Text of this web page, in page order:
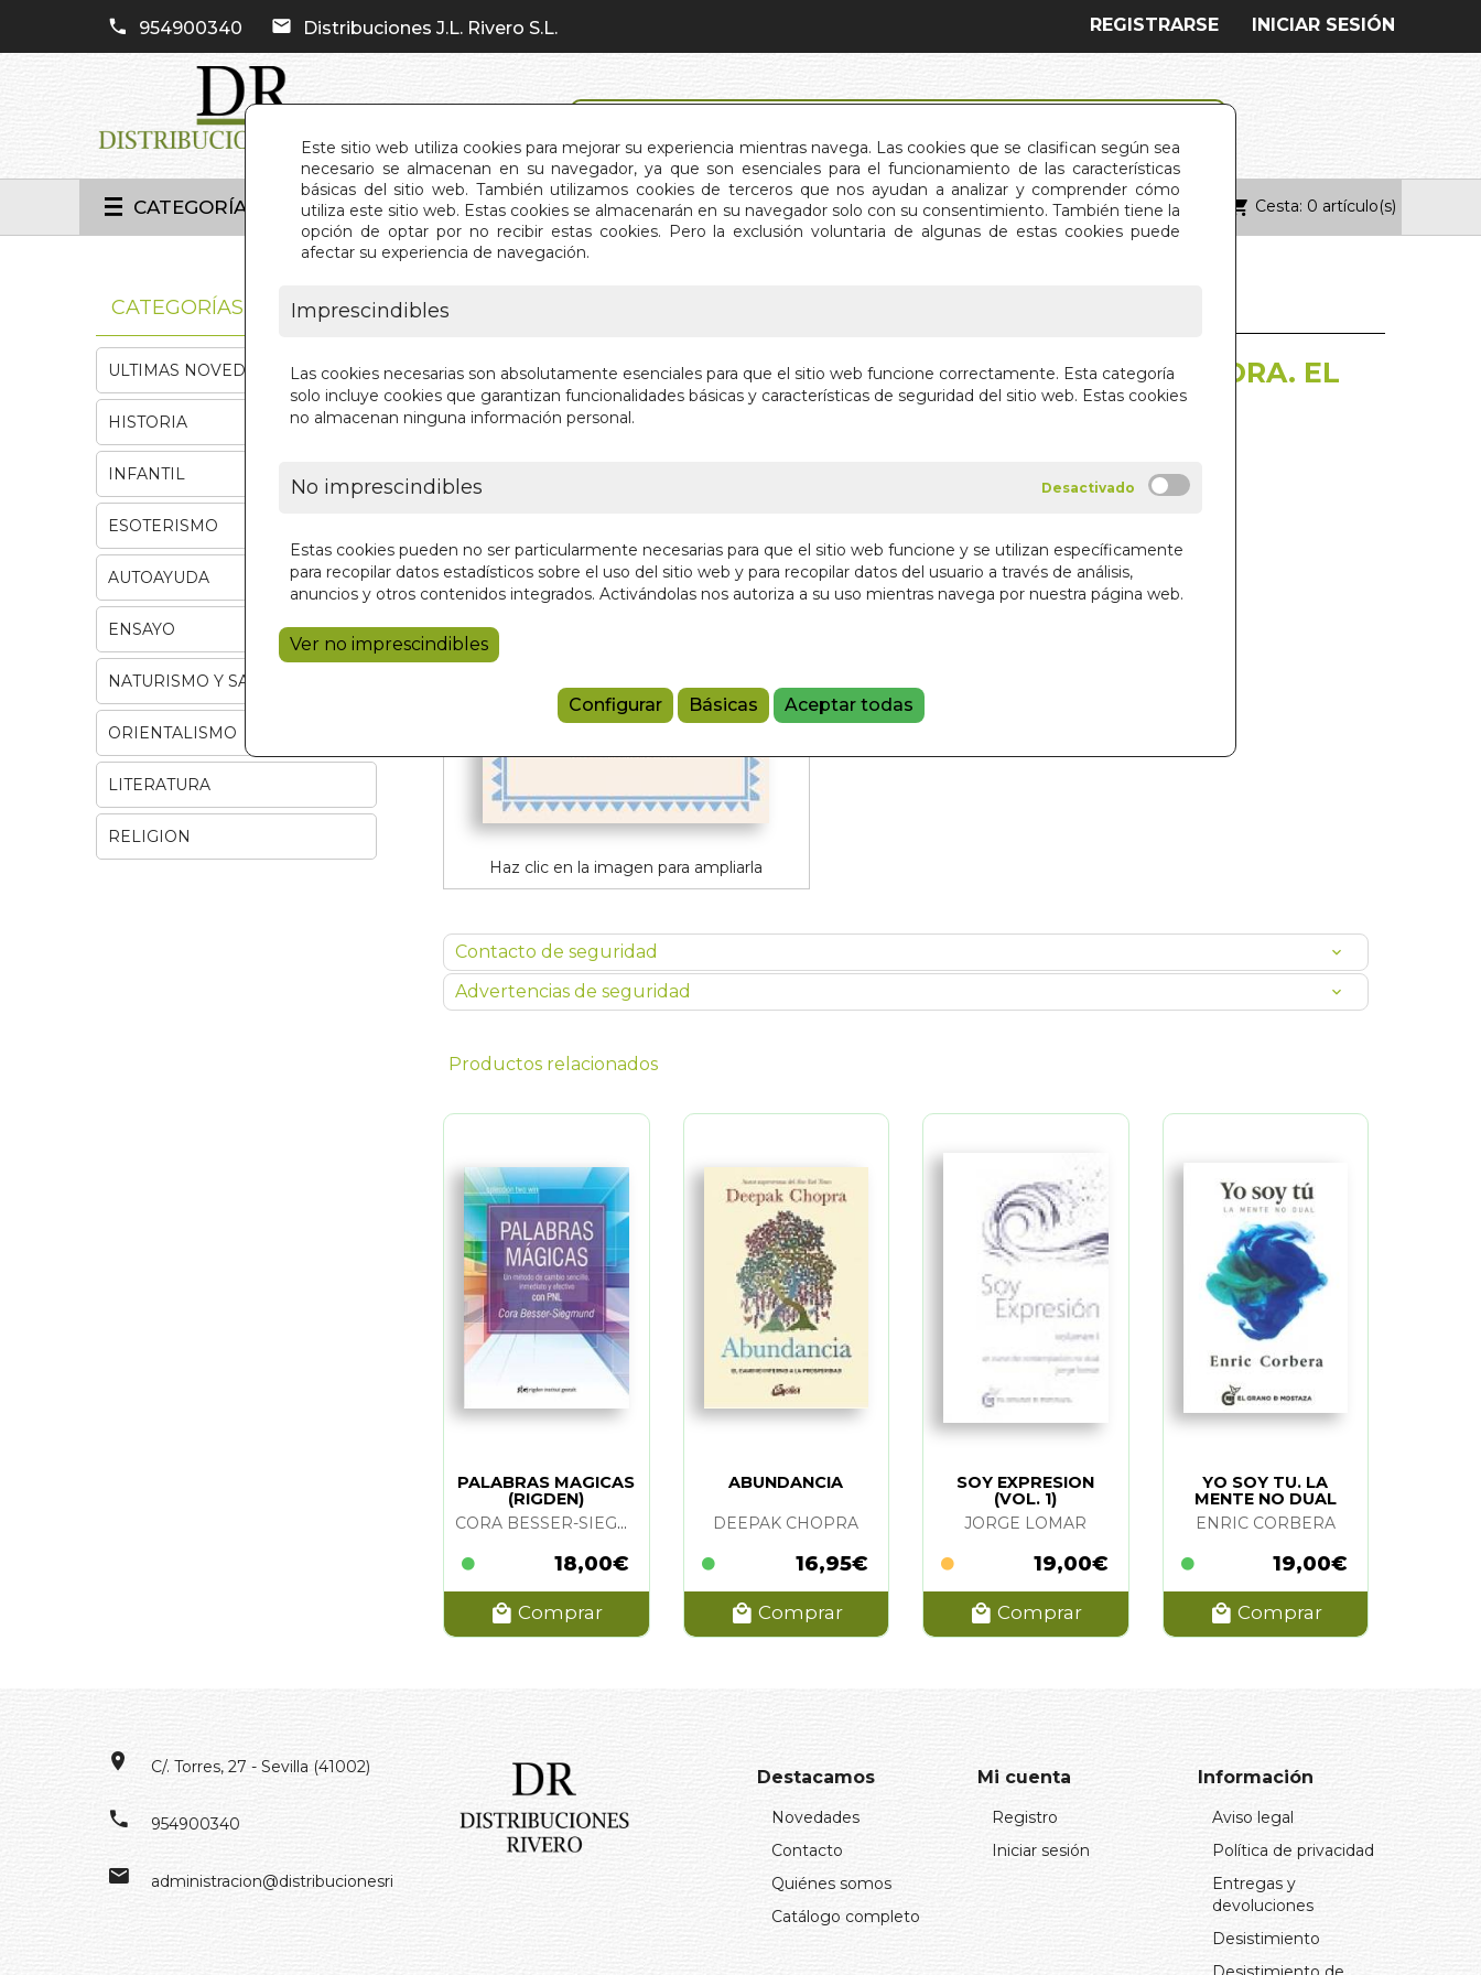
Este sitio web utiliza cookies para mejorar su experiencia mientras navega. Las cookies que se clasifican según sea
necesario se almacenan en su navegador, ya que son esenciales para el funcionamiento de las características
básicas del sitio web. También utilizamos cookies de terceros que nos ayudan a analizar y comprender cómo
utiliza este sitio web. Estas cookies se almacenarán en su navegador solo con su consentimiento. También tiene la
opción de optar por no recibir estas cookies. Pero la exclusión voluntaria de algunas de estas cookies puede
afectar su experiencia de navegación.
Imprescindibles
Las cookies necesarias son absolutamente esenciales para que el sitio web funcione correctamente. Esta categoría
solo incluye cookies que garantizan funcionalidades básicas y características de seguridad del sitio web. Estas cookies
no almacenan ninguna información personal.
No imprescindibles
Estas cookies pueden no ser particularmente necesarias para que el sitio web funcione y se utilizan específicamente
para recopilar datos estadísticos sobre el uso del sitio web y para recopilar datos del usuario a través de análisis,
anuncios y otros contenidos integrados. Activándolas nos autoriza a su uso mientras navega por nuestra página web.
Ver no imprescindibles
Configurar Básicas Aceptar todas
954900340 Distribuciones J.L. Rivero S.L. INICIAR SESIÓN
REGISTRARSE
CATEGORÍAS INICIO QUIÉNES SOMOS CONTACTO Cesta: 0 artículo(s)
Haz clic en la imagen para ampliarla
MEJOR MOMENTO ES AHORA. EL
JACK KORNFIELD
Añadir a la cesta
Contacto de seguridad
Advertencias de seguridad
Productos relacionados
PALABRAS MAGICAS
(RIGDEN)
CORA BESSER-SIEGMUND
18,00€
Comprar
ABUNDANCIA
DEEPAK CHOPRA
16,95€
Comprar
SOY EXPRESION
(VOL. 1)
JORGE LOMAR
19,00€
Comprar
YO SOY TU. LA
MENTE NO DUAL
ENRIC CORBERA
19,00€
Comprar
CATEGORÍAS
ULTIMAS NOVEDADES
HISTORIA
INFANTIL
ESOTERISMO
AUTOAYUDA
ENSAYO
NATURISMO Y SALUD
ORIENTALISMO
LITERATURA
RELIGION
C/. Torres, 27 - Sevilla (41002)
954900340
administracion@distribucionesrivero.es
Destacamos
Novedades
Contacto
Quiénes somos
Catálogo completo
Mi cuenta
Registro
Iniciar sesión
Información
Aviso legal
Política de privacidad
Entregas y
devoluciones
Desistimiento